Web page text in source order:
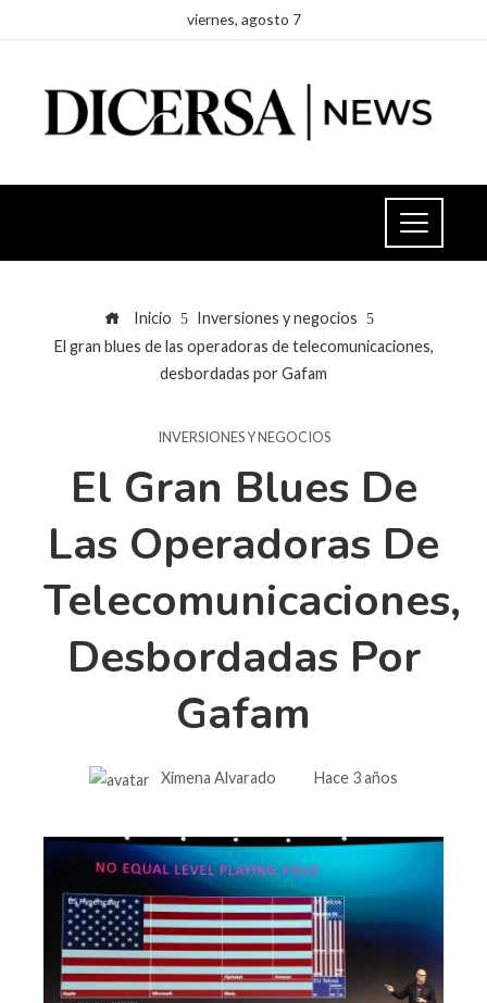
viernes, agosto 7
Inicio
Inversiones y negocios
El gran blues de las operadoras de telecomunicaciones,
desbordadas por Gafam
INVERSIONES Y NEGOCIOS
El Gran Blues De
Las Operadoras De
Telecomunicaciones,
Desbordadas Por
Gafam
Ximena Alvarado Hace 3 años